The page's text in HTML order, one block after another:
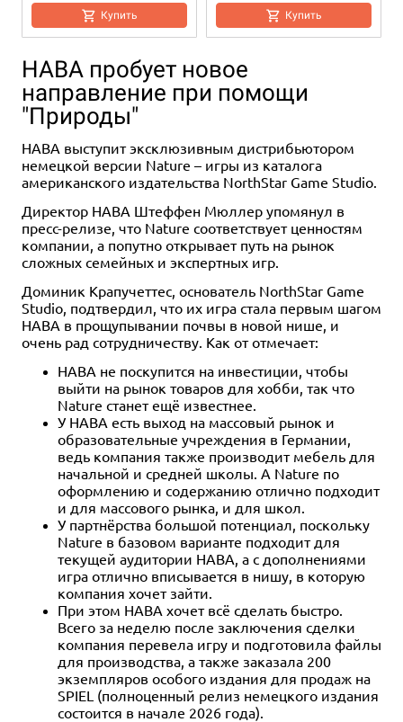
Купить Купить
Грибы и корни: Шёпот леса
799 ₽
Серп
67 отзывов
9 990 ₽
Уведомить о наличии
Серп: Приключения
2 250 ₽
Дополнение 1-7
90-180
Серп: Восхождение Фенриса
4 отзыва
5 990 ₽
Уведомить о наличии
Серп: Небесный Гамбит
3 250 ₽
Дополнение 2-7
90-180
Серп: Захватчики из далёких
земель
3 490 ₽
Уведомить о наличии
Маятник
1 отзыв
4 490 ₽
Уведомить о наличии
Грани миров
1 750 ₽
HABA пробует новое
направление при помощи
"Природы"
HABA выступит эксклюзивным дистрибьютором
немецкой версии Nature – игры из каталога
американского издательства NorthStar Game Studio.
Директор HABA Штеффен Мюллер упомянул в
пресс-релизе, что Nature соответствует ценностям
компании, а попутно открывает путь на рынок
сложных семейных и экспертных игр.
Доминик Крапучеттес, основатель NorthStar Game
Studio, подтвердил, что их игра стала первым шагом
HABA в прощупывании почвы в новой нише, и
очень рад сотрудничеству. Как от отмечает:
HABA не поскупится на инвестиции, чтобы
выйти на рынок товаров для хобби, так что
Nature станет ещё известнее.
У HABA есть выход на массовый рынок и
образовательные учреждения в Германии,
ведь компания также производит мебель для
начальной и средней школы. А Nature по
оформлению и содержанию отлично подходит
и для массового рынка, и для школ.
У партнёрства большой потенциал, поскольку
Nature в базовом варианте подходит для
текущей аудитории HABA, а с дополнениями
игра отлично вписывается в нишу, в которую
компания хочет зайти.
При этом HABA хочет всё сделать быстро.
Всего за неделю после заключения сделки
компания перевела игру и подготовила файлы
для производства, а также заказала 200
экземпляров особого издания для продаж на
SPIEL (полноценный релиз немецкого издания
состоится в начале 2026 года).